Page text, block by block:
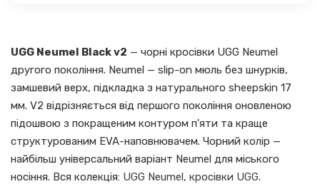
UGG Neumel Black v2 — чорні кросівки UGG Neumel
другого покоління. Neumel — slip-on мюль без шнурків,
замшевий верх, підкладка з натурального sheepskin 17
мм. V2 відрізняється від першого покоління оновленою
підошвою з покращеним контуром п'яти та краще
структурованим EVA-наповнювачем. Чорний колір —
найбільш універсальний варіант Neumel для міського
носіння. Вся колекція: UGG Neumel, кросівки UGG.